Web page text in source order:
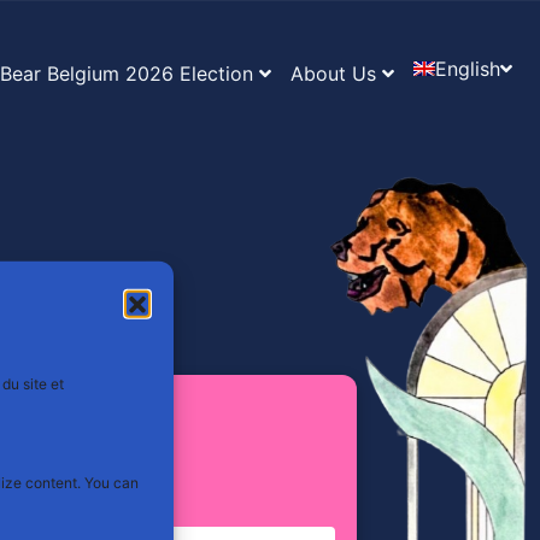
site et
content. You can
Belgium 2026 Election About Us English
· 10:00
22